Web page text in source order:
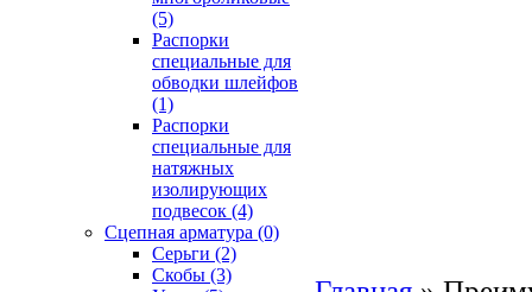
(5)
Распорки
специальные для
обводки шлейфов
(1)
Распорки
специальные для
натяжных
изолирующих
подвесок (4)
Сцепная арматура (0)
Серьги (2)
Скобы (3)